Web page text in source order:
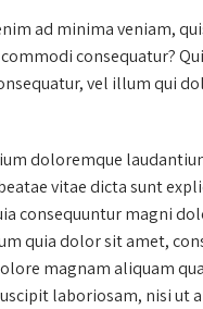
ad minima veniam,
consequatur?
vel illum qui
doloremque
vitae dicta sunt
consequuntur magni
quia dolor sit amet,
magnam aliquam
laboriosam, nisi ut